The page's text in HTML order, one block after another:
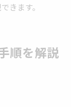
きます。
順を解説